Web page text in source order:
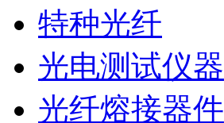
特种光纤
光电测试仪器
光纤熔接器件